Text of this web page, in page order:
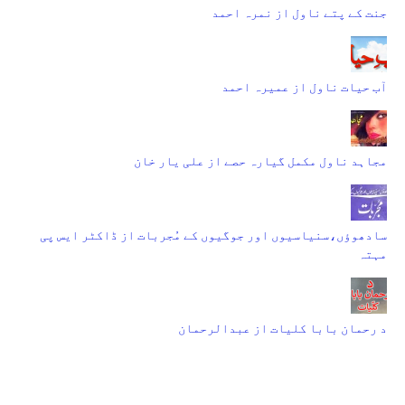
جنت کے پتے ناول از نمرہ احمد
آب حیات ناول از عمیرہ احمد
مجاہد ناول مکمل گیارہ حصے از علی یار خان
سادھوؤں،سنیاسیوں اور جوگیوں کے مُجربات از ڈاکٹر ایس پی
مہتہ
د رحمان بابا کلیات از عبدالرحمان